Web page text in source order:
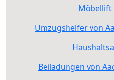
Möbellift
Umzugshelfer von
Beiladungen von